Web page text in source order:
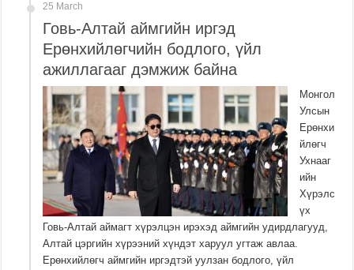
25 March
Говь-Алтай аймгийн иргэд
Ерөнхийлөгчийн бодлого, үйл
ажиллагааг дэмжиж байна
Монгол
Улсын
Ерөнхи
йлөгч
Ухнааг
ийн
Хүрэлс
үх
Говь-Алтай аймагт хүрэлцэн ирэхэд аймгийн удирдлагууд,
Алтай цэргийн хүрээний хүндэт харуул угтаж авлаа.
Ерөнхийлөгч аймгийн иргэдтэй уулзан бодлого, үйл